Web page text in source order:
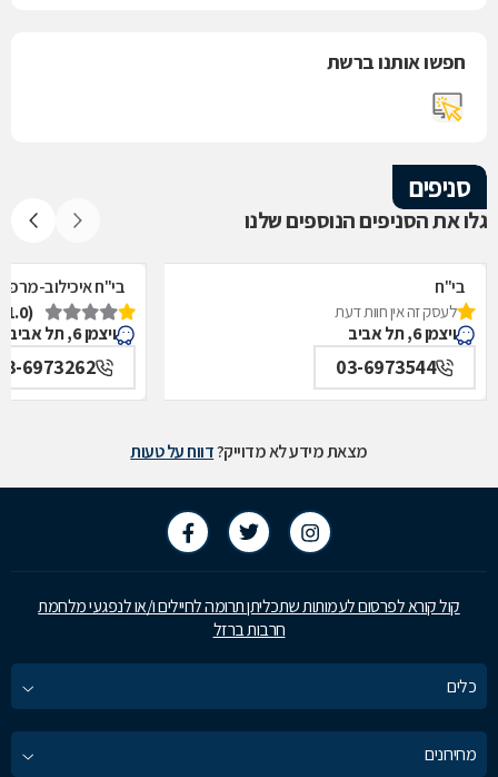
חפשו אותנו ברשת
סניפים
גלו את הסניפים הנוספים שלנו
בי"ח
איכילוב-אף,אוזן,גרון,ניתוחי-ראש,צוואר,פה,לסתות-מערך,
תל אביב
לעסק זה אין חוות דעת
ויצמן 6, תל אביב
03-6973544
בי"ח איכילוב-
תל אביב
(1.0)
ויצמן 6, תל אביב
6973262
מצאת מידע לא מדוייק?דווח על טעות
קול קורא לפרסום לעמותות שתכליתן תרומה לחיילים ו/או לנפגעי מלחמת
חרבות ברזל
כלים
מחירונים